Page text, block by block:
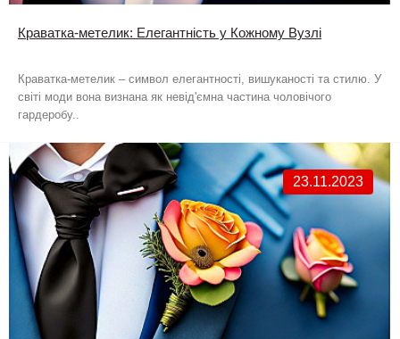
Краватка-метелик: Елегантність у Кожному Вузлі
Краватка-метелик – символ елегантності, вишуканості та стилю. У
світі моди вона визнана як невід'ємна частина чоловічого
гардеробу..
23.11.2023